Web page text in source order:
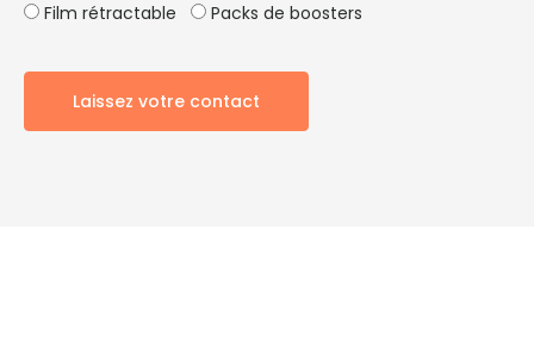
Film rétractable
Packs de boosters
Laissez votre contact